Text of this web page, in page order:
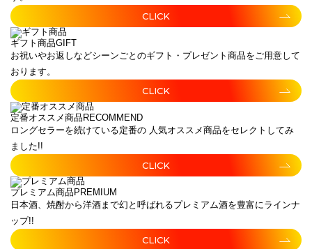
CLICK
ギフト商品GIFT
お祝いやお返しなどシーンごとのギフト・プレゼント商品をご用意して
おります。
CLICK
定番オススメ商品 RECOMMEND
ロングセラーを続けている定番の 人気オススメ商品をセレクトしてみ
ました!!
CLICK
プレミアム商品 PREMIUM
日本酒、焼酎から洋酒まで幻と呼ばれるプレミアム酒を豊富にラインナ
ップ!!
CLICK